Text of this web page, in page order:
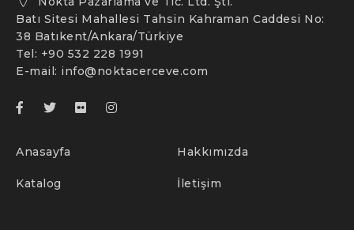
Batı Sitesi Mahallesi Tahsin Kahraman Caddesi No:
38 Batıkent/Ankara/Türkiye
Tel: +90 532 228 1991
E-mail: info@noktacerceve.com
Anasayfa Hakkımızda
Katalog İletişim